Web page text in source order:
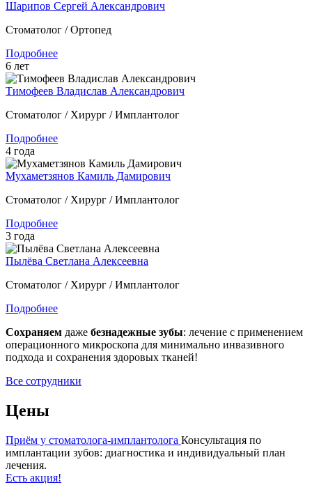
Шарипов Сергей Александрович
Стоматолог / Ортопед
Подробнее
6 лет
Тимофеев Владислав Александрович
Стоматолог / Хирург / Имплантолог
Подробнее
4 года
Мухаметзянов Камиль Дамирович
Стоматолог / Хирург / Имплантолог
Подробнее
3 года
Пылёва Светлана Алексеевна
Стоматолог / Хирург / Имплантолог
Подробнее
Сохраняем даже безнадежные зубы: лечение с применением
операционного микроскопа для минимально инвазивного
подхода и сохранения здоровых тканей!
Все сотрудники
Цены
Приём у стоматолога-имплантолога Консультация по
имплантации зубов: диагностика и индивидуальный план
лечения.
Есть акция!